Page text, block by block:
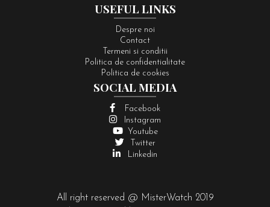
USEFUL LINKS
Despre noi
Contact
Termeni si conditii
Politica de confidentialitate
Politica de cookies
SOCIAL MEDIA
Facebook
Instagram
Youtube
Twitter
Linkedin
All right reserved @ MisterWatch 2019